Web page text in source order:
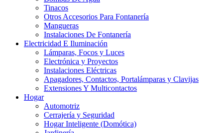
Tinacos
Otros Accesorios Para Fontanería
Mangueras
Instalaciones De Fontanería
Electricidad E Iluminación
Lámparas, Focos y Luces
Electrónica y Proyectos
Instalaciones Eléctricas
Apagadores, Contactos, Portalámparas y Clavijas
Extensiones Y Multicontactos
Hogar
Automotriz
Cerrajería y Seguridad
Hogar Inteligente (Domótica)